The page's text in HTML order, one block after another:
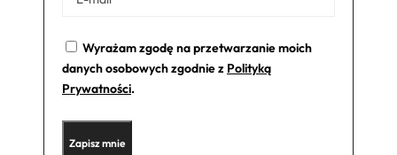
Wyrażam zgodę na przetwarzanie moich
danych osobowych zgodnie z Polityką
Prywatności.